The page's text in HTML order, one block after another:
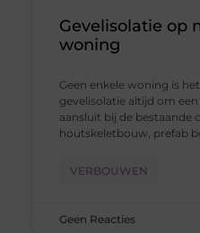
Gevelisolatie op
woning
Geen enkele woning is
gevelisolatie altijd om
aansluit bij de bestaande
houtskeletbouw, prefab
VERBOUWEN
Geen Reacties